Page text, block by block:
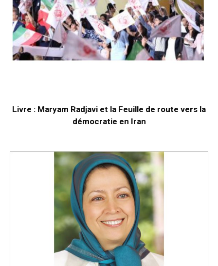
Livre : Maryam Radjavi et la Feuille de route vers la
démocratie en Iran